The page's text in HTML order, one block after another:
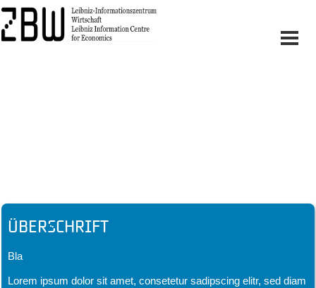
Überschrift
Bla
Lorem ipsum dolor sit amet, consetetur sadipscing elitr, sed diam